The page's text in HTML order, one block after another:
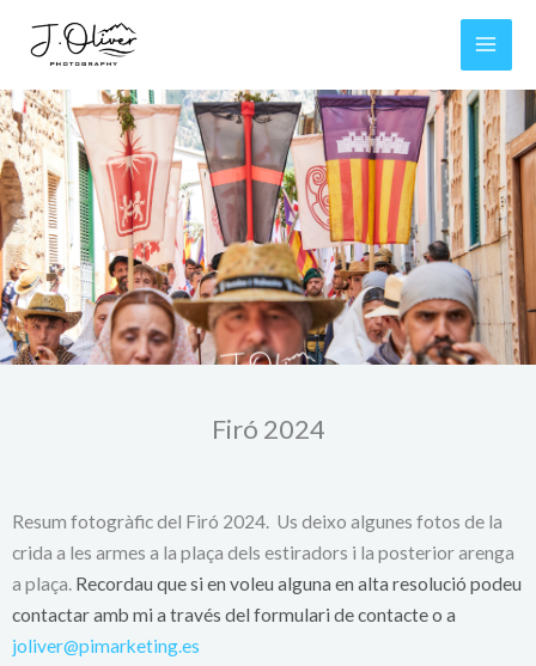
Firó 2024
Resum fotogràfic del Firó 2024. Us deixo algunes fotos de la
crida a les armes a la plaça dels estiradors i la posterior arenga
a plaça. Recordau que si en voleu alguna en alta resolució podeu
contactar amb mi a través del formulari de contacte o a
joliver@pimarketing.es